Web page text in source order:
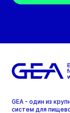
GEA - один из
систем для